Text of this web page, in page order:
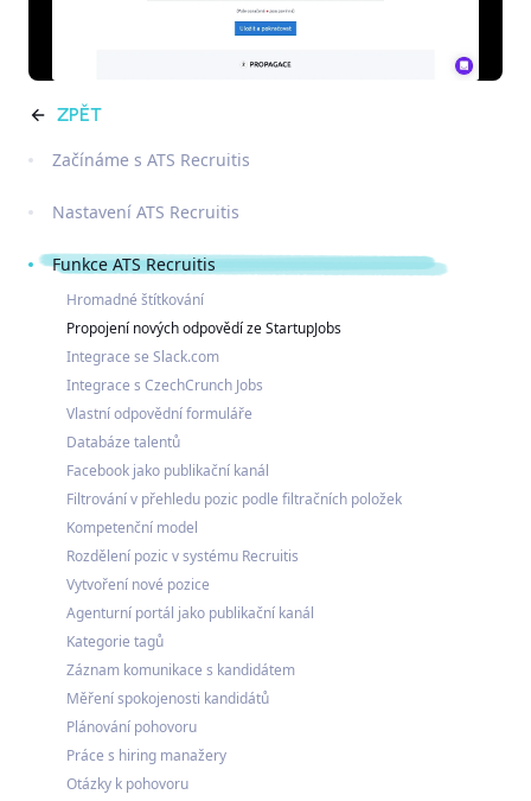
ZPĚT
Začínáme s ATS Recruitis
Nastavení ATS Recruitis
Funkce ATS Recruitis
Hromadné štítkování
Propojení nových odpovědí ze StartupJobs
Integrace se Slack.com
Integrace s CzechCrunch Jobs
Vlastní odpovědní formuláře
Databáze talentů
Facebook jako publikační kanál
Filtrování v přehledu pozic podle filtračních položek
Kompetenční model
Rozdělení pozic v systému Recruitis
Vytvoření nové pozice
Agenturní portál jako publikační kanál
Kategorie tagů
Záznam komunikace s kandidátem
Měření spokojenosti kandidátů
Plánování pohovoru
Práce s hiring manažery
Otázky k pohovoru